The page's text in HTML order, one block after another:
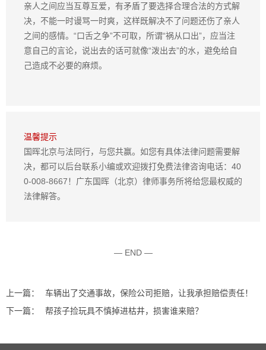
亲人之间应当互尊互爱，有矛盾了要选择合理合法的方式解
决，不能一时谩骂一时爽，这样既解决不了问题还伤了亲人
之间的感情。“口舌之争”不可取，所谓“祸从口出”，应当注
意自己的言论，说出去的话可就像“泼出去”的水，避免给自
己造成不必要的麻烦。
温馨提示
国晖北京与法同行，与您共赢。如您有具体法律问题需要解
决，都可以后台联系小编或欢迎拨打免费法律咨询电话：40
0-008-8667！广东国晖（北京）律师事务所将给您最权威的
法律解答。
— END —
上一篇：
车辆出了交通事故，保险公司拒赔，让我承担赔偿责任！
下一篇：
帮孩子捡玩具不慎掉进枯井，损害谁来赔？